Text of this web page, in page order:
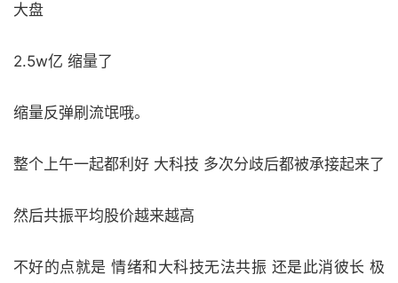
大盘
2.5w亿 缩量了
缩量反弹刷流氓哦。
整个上午一起都利好 大科技 多次分歧后都被承接起来了
然后共振平均股价越来越高
不好的点就是 情绪和大科技无法共振 还是此消彼长 极